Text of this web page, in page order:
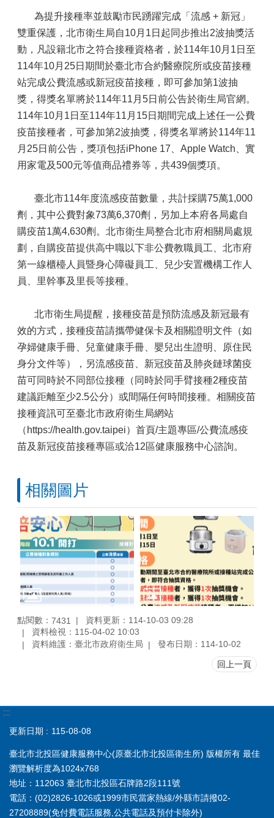
為提升接種率並鼓勵市民踴躍完成「流感 + 新冠」
雙重保護，北市衛生局自10月1日起同步推出2波抽獎活
動，凡設籍北市之符合接種資格者，於114年10月1日至
114年10月25日期間於臺北市合約醫療院所或疫苗接種
站完成公費流感或新冠疫苗接種，即可參加第1波抽
獎，得獎名單將於114年11月5日前公告於衛生局官網。
114年10月1日至114年11月15日期間完成上述任一公費
疫苗接種者，可參加第2波抽獎，得獎名單將於114年11
月25日前公告，獎項包括iPhone 17、Apple Watch、實
用家電及500元等值商品禮券等，共439個獎項。
臺北市114年度流感疫苗數量，共計採購75萬1,000
劑，其中公費對象73萬6,370劑，另加上本府各局處自
購疫苗1萬4,630劑。北市衛生局整合北市府相關局處規
劃，自購疫苗提供高中職以下非公費教職員工、北市府
第一線櫃檯人員暨身心障礙員工、兒少安置機構工作人
員、里幹事及里長等接種。
北市衛生局提醒，接種疫苗是預防流感及新冠最有
效的方式，接種疫苗請攜帶健保卡及相關證明文件（如
孕婦健康手冊、兒童健康手冊、嬰兒出生證明、原住民
身分文件等），另流感疫苗、新冠疫苗及肺炎鏈球菌疫
苗可同時於不同部位接種（同時於同手臂接種2種疫苗
建議距離至少2.5公分）或間隔任何時間接種。相關疫苗
接種資訊可至臺北市政府衛生局網站
（https://health.gov.taipei）首頁/主題專區/公費流感疫
苗及新冠疫苗接種專區或洽12區健康服務中心諮詢。
相關圖片
點閱數： 7431
資料更新：114-10-03 09:28
資料檢視：115-04-02 10:03
資料維護：臺北市政府衛生局
發布日期：114-10-02
回上一頁
:::
更新日期 115-08-08
臺北市北投區健康服務中心(原臺北市北投區衛生所) 版權所有 最佳
瀏覽解析度為1024x768
地址：112063 臺北市北投區石牌路2段111號
電話：(02)2826-1026或1999市民當家熱線/外縣市請撥02-
27208889(免付費電話服務,公共電話及預付卡除外)